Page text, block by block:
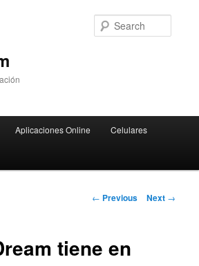
Aplicaciones Online Celulares
Post
← Previous Next →
tiene en